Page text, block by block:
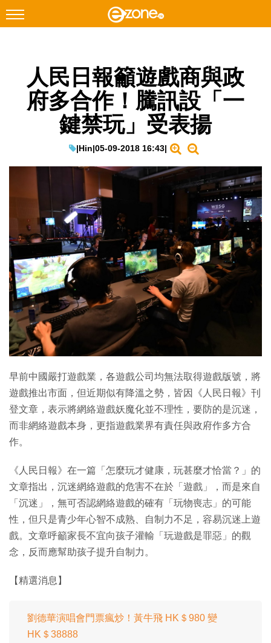
Facebook Instagram
科技焦點
教學評測
EduTech
IT Times
生成式AI與雲端應用
Enterprise Digital Transformation
特集
人民日報籲遊戲商與政
府多合作！騰訊設「一
鍵禁玩」受表揚
|Hin|05-09-2018 16:43|
早前中國嚴打遊戲業，各遊戲公司均無法取得遊戲版號，將
遊戲推出市面，但近期似有降溫之勢，皆因《人民日報》刊
登文章，表示將網絡遊戲妖魔化並不理性，要防的是沉迷，
而非網絡遊戲本身，更指遊戲業界有責任與政府作多方合
作。
《人民日報》在一篇「怎麼玩才健康，玩甚麼才恰當？」的
文章指出，沉迷網絡遊戲的危害不在於「遊戲」，而是來自
「沉迷」，無可否認網絡遊戲的確有「玩物喪志」的可能
性，但只是青少年心智不成熟、自制力不足，容易沉迷上遊
戲。文章呼籲家長不宜向孩子灌輸「玩遊戲是罪惡」的觀
念，反而應幫助孩子提升自制力。
【精選消息】
劉德華演唱會門票瘋炒！黃牛飛 HK＄980 變
HK＄38888